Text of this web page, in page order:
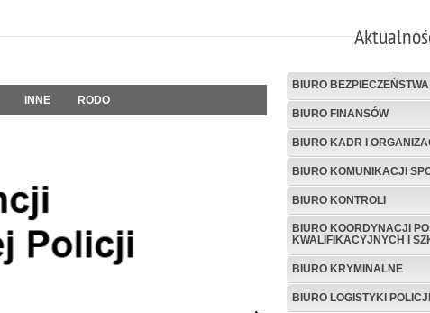
INNE RODO
BIURO
BIURO FINANSÓW
BIURO KADR I
BIURO KOMUNIKACJI
BIURO KONTROLI
BIURO KOORDYNACJI
KWALIFIKACYJNYCH I
BIURO KRYMINALNE
BIURO LOGISTYKI POLICJI